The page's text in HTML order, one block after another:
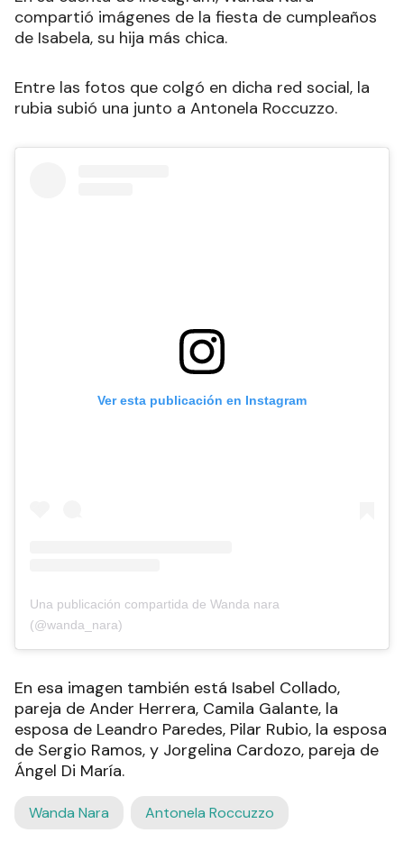
compartió imágenes de la fiesta de cumpleaños
de Isabela, su hija más chica.
Entre las fotos que colgó en dicha red social, la
rubia subió una junto a Antonela Roccuzzo.
Ver esta publicación en Instagram
Una publicación compartida de Wanda nara
(@wanda_nara)
En esa imagen también está Isabel Collado,
pareja de Ander Herrera, Camila Galante, la
esposa de Leandro Paredes, Pilar Rubio, la esposa
de Sergio Ramos, y Jorgelina Cardozo, pareja de
Ángel Di María.
Wanda Nara Antonela Roccuzzo